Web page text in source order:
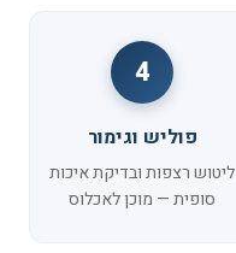
4
פוליש וגימור
ליטוש רצפות ובדיקת איכות
סופית — מוכן לאכלוס